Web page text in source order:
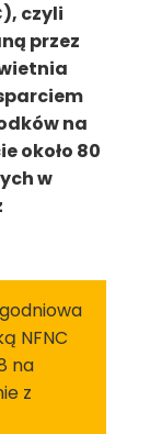
czyli
przez
na
około 80
w
NFNC
na
z